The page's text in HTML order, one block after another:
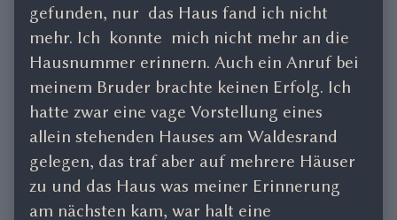
gefunden, nur das Haus fand ich nicht
mehr. Ich konnte mich nicht mehr an die
Hausnummer erinnern. Auch ein Anruf bei
meinem Bruder brachte keinen Erfolg. Ich
hatte zwar eine vage Vorstellung eines
allein stehenden Hauses am Waldesrand
gelegen, das traf aber auf mehrere Häuser
zu und das Haus was meiner Erinnerung
am nächsten kam, war halt eine